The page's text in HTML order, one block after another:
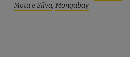
Mota e Silva, Mongabay